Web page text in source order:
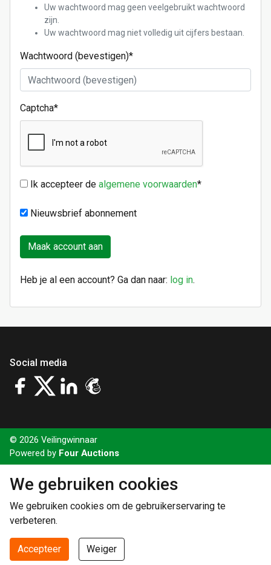
Uw wachtwoord mag geen veelgebruikt wachtwoord
zijn.
Uw wachtwoord mag niet volledig uit cijfers bestaan.
Wachtwoord (bevestigen)*
Captcha*
Ik accepteer de algemene voorwaarden*
Nieuwsbrief abonnement
Heb je al een account? Ga dan naar: log in.
Social media
© 2026 Veilingwinnaar
Powered by Four Auctions
We gebruiken cookies
We gebruiken cookies om de gebruikerservaring te
verbeteren.
Accepteer Weiger